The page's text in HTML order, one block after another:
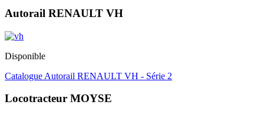
Autorail RENAULT VH
Disponible
Catalogue Autorail RENAULT VH - Série 2
Locotracteur MOYSE